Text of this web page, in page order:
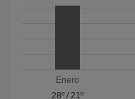
Enero
28º/ 21º